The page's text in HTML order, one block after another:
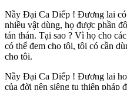
Nầy Ðại Ca Diếp ! Ðương lai
nhiều vật dùng, họ được phần
tán thán. Tại sao ? Vì họ cho
có thể đem cho tôi, tôi có cần
cho tôi.
Nầy Ðại Ca Diếp ! Ðương lai
của đời nên siêng tu thiện pháp